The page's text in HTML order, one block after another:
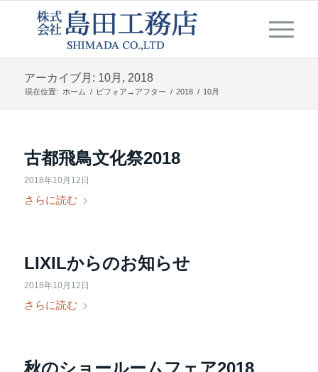
アーカイブ月: 10月, 2018
現在位置: ホーム / ビフォア→アフター / 2018 / 10月
古都飛鳥文化祭2018
2018年10月12日
さらに読む
LIXILからのお知らせ
2018年10月12日
さらに読む
秋のショールームフェア2018